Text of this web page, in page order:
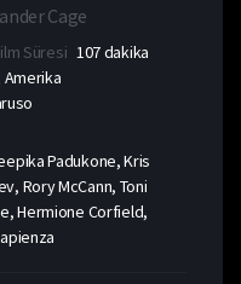
Cage
Süresi 107 dakika
Amerika
Padukone, Kris
Rory McCann, Toni
Hermione Corfield,